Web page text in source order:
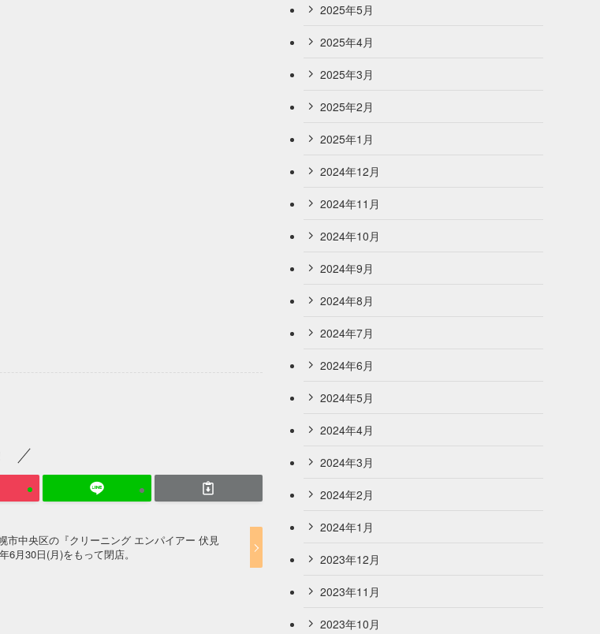
市中央区の『クリーニング エンパイアー 伏見
6月30日(月)をもって閉店。
2025年5月
2025年4月
2025年3月
2025年2月
2025年1月
2024年12月
2024年11月
2024年10月
2024年9月
2024年8月
2024年7月
2024年6月
2024年5月
2024年4月
2024年3月
2024年2月
2024年1月
2023年12月
2023年11月
2023年10月